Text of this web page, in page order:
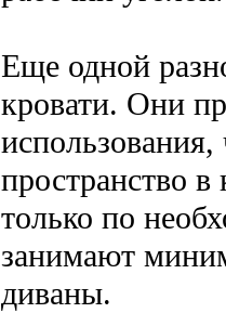
Еще одной
кровати. Они
пространство
только по
занимают
диваны.